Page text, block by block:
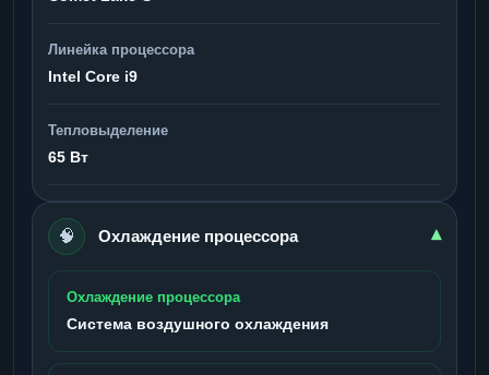
Линейка процессора
Intel Core i9
Тепловыделение
65 Вт
🧠 Охлаждение процессора ▾
Охлаждение процессора
Система воздушного охлаждения